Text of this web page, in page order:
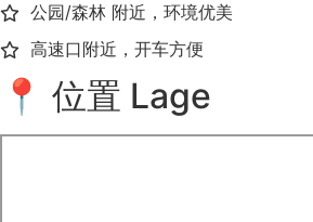
公园/森林 附近，环境优美
高速口附近，开车方便
📍 位置 Lage